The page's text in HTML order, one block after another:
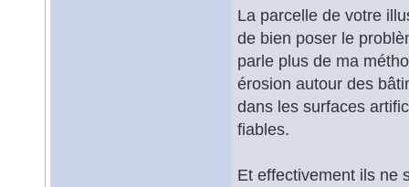
La parcelle de votre
de bien poser le
parle plus de ma
érosion autour des
dans les surfaces
fiables.
Et effectivement ils ne